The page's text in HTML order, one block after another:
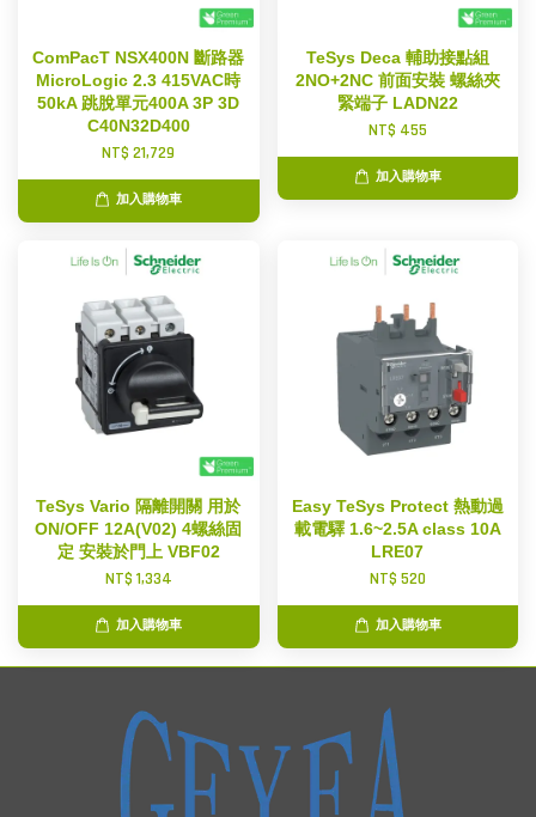
ComPacT NSX400N 斷路器
MicroLogic 2.3 415VAC時
50kA 跳脫單元400A 3P 3D
C40N32D400
NT$ 21,729
加入購物車
TeSys Deca 輔助接點組
2NO+2NC 前面安裝 螺絲夾
緊端子 LADN22
NT$ 455
加入購物車
TeSys Vario 隔離開關 用於
ON/OFF 12A(V02) 4螺絲固
定 安裝於門上 VBF02
NT$ 1,334
加入購物車
Easy TeSys Protect 熱動過
載電驛 1.6~2.5A class 10A
LRE07
NT$ 520
加入購物車